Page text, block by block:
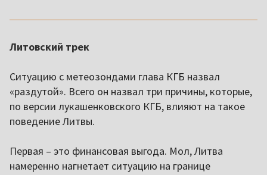
Литовский трек
Ситуацию с метеозондами глава КГБ назвал
«раздутой». Всего он назвал три причины, которые,
по версии лукашенковского КГБ, влияют на такое
поведение Литвы.
Первая – это финансовая выгода. Мол, Литва
намеренно нагнетает ситуацию на границе